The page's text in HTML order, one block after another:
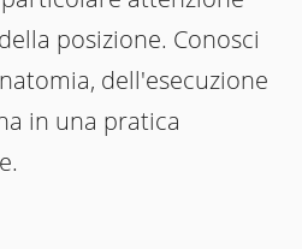
posizione. Conosci
dell'esecuzione
in una pratica